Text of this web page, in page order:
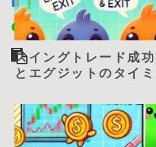
スイングトレード成
とエグジットのタイ